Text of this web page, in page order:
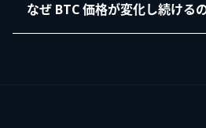
なぜ BTC 価格が変化し続ける